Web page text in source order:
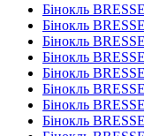
Бінокль
Бінокль
Бінокль
Бінокль
Бінокль
Бінокль
Бінокль
Бінокль